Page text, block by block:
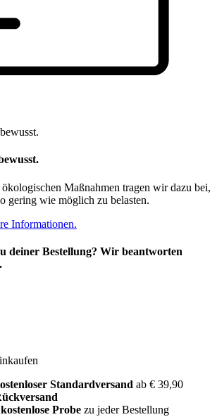
Maßnahmen tragen wir dazu bei,
gering wie möglich zu belasten.
Informationen.
deiner Bestellung? Wir beantworten
Standardversand ab € 39,90
Probe zu jeder Bestellung